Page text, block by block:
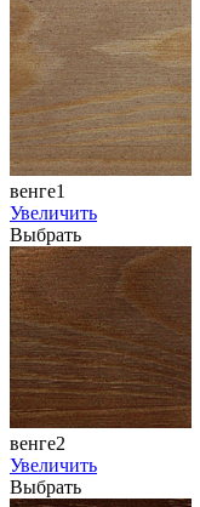
венге1
Увеличить
Выбрать
венге2
Увеличить
Выбрать